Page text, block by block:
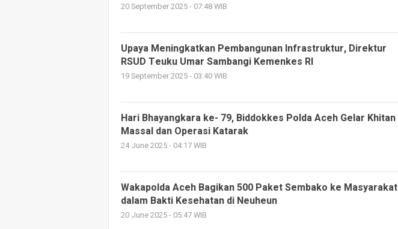
20 September 2025 - 07:48 WIB
Upaya Meningkatkan Pembangunan Infrastruktur, Direktur
RSUD Teuku Umar Sambangi Kemenkes RI
19 September 2025 - 03:40 WIB
Hari Bhayangkara ke- 79, Biddokkes Polda Aceh Gelar Khitan
Massal dan Operasi Katarak
24 June 2025 - 04:17 WIB
Wakapolda Aceh Bagikan 500 Paket Sembako ke Masyarakat
dalam Bakti Kesehatan di Neuheun
20 June 2025 - 05:47 WIB